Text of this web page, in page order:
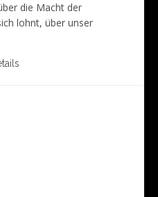
die Macht der
lohnt, über unser